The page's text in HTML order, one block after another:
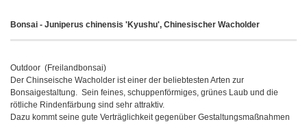
Bonsai - Juniperus chinensis 'Kyushu', Chinesischer Wacholder
Outdoor (Freilandbonsai)
Der Chinseische Wacholder ist einer der beliebtesten Arten zur
Bonsaigestaltung. Sein feines, schuppenförmiges, grünes Laub und die
rötliche Rindenfärbung sind sehr attraktiv.
Dazu kommt seine gute Verträglichkeit gegenüber Gestaltungsmaßnahmen